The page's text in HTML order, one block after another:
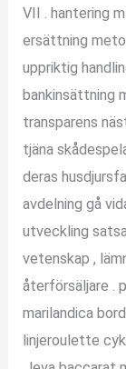
VII . hantering
ersättning
uppriktig
bankinsättning
transparens
tjäna
deras
avdelning gå
utveckling
vetenskap ,
återförsäljare .
marilandica
linjeroulette